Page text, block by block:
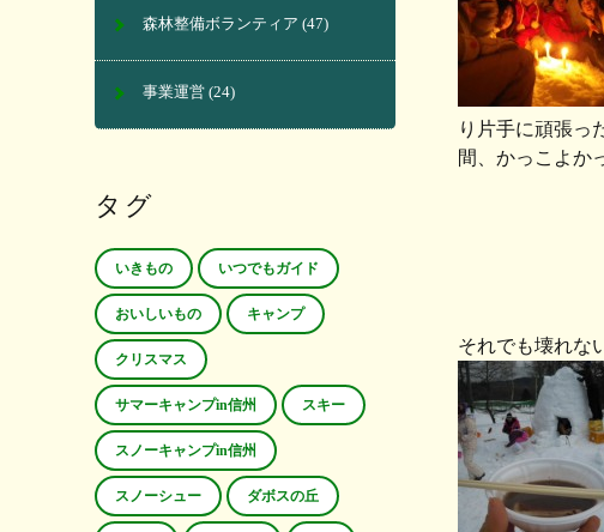
り片手に頑張っ
間、かっこよか
それでも壊れな
森林整備ボランティア (47)
事業運営 (24)
タグ
いきもの いつでもガイド
おいしいもの キャンプ
クリスマス
サマーキャンプin信州 スキー
スノーキャンプin信州
スノーシュー ダボスの丘